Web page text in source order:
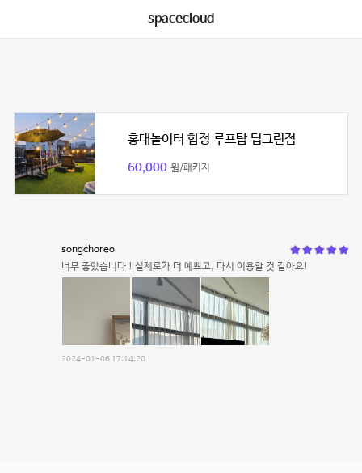
spacecloud
홍대놀이터 합정 루프탑 딥그린점
60,000 원/패키지
songchoreo
너무 좋았습니다 ! 실제로가 더 예쁘고, 다시 이용할 것 같아요!
2024-01-06 17:14:20